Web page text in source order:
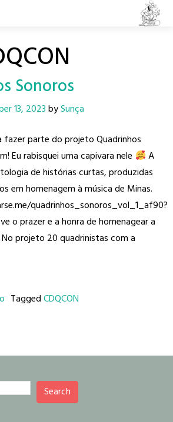
Sonoros
13, 2023bySunça
fazer parte do projeto Quadrinhos
Eu rabisquei uma capivara nele
A
de histórias curtas, produzidas
em homenagem à música de Minas.
quadrinhos_sonoros_vol_1_af90?
o prazer e a honra de homenagear a
projeto 20 quadrinistas com a
TaggedCDQCON
Search